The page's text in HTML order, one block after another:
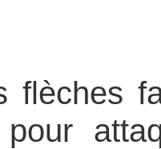
flèches